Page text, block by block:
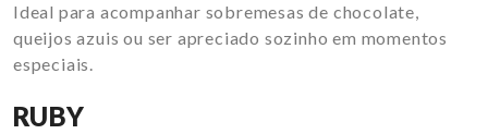
Ideal para acompanhar sobremesas de chocolate,
queijos azuis ou ser apreciado sozinho em momentos
especiais.
RUBY